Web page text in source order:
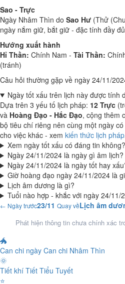
Sao - Trực
Ngày Nhâm Thìn do Sao Hư (Thử
ngày nắm giữ, bắt giữ - đặc tính đầy
Hướng xuất hành
Hỉ Thần: Chính Nam - Tài Thần:
(tránh)
Câu hỏi thường gặp về ngày 24/11/
Ngày tốt xấu trên lịch này được tính
Dựa trên 3 yếu tố lịch pháp: 12 Trực
và Hoàng Đạo - Hắc Đạo, cộng thêm
bộ tiêu chí riêng nên cùng một ngày
cho việc khác - xem kiến thức lịch pháp
Xem ngày tốt xấu có đáng tin không?
Ngày 24/11/2024 là ngày gì âm lịch?
Ngày 24/11/2024 là ngày tốt hay
Giờ hoàng đạo ngày 24/11/2024 là
Lịch âm dương là gì?
Tuổi nào hợp - khắc với ngày 24/11/
← Ngày trước23/11 Quay vềLịch âm
Phát hiện thông tin chưa chính xác
🐲
Can chi ngày Can chi Nhâm Thìn
🌞
Tiết khí Tiết Tiểu Tuyết
⭐